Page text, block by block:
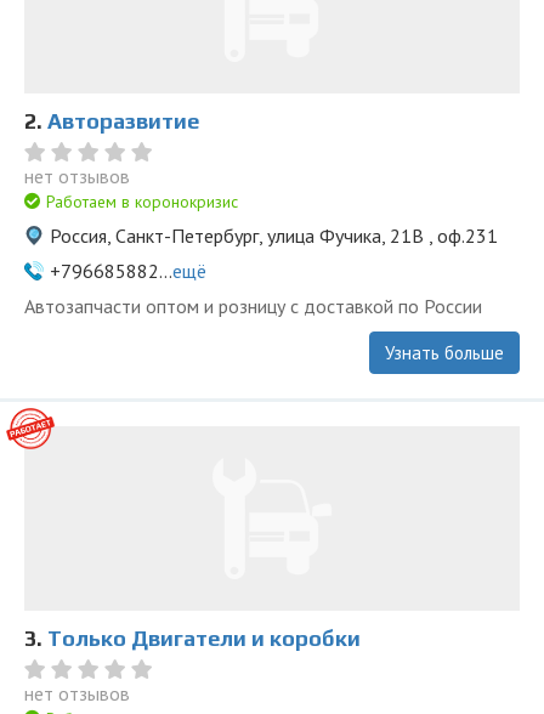
2. Авторазвитие
нет отзывов
Работаем в коронокризис
Россия, Санкт-Петербург, улица Фучика, 21В , оф.231
+796685882...ещё
Автозапчасти оптом и розницу с доставкой по России
Узнать больше
3. Только Двигатели и коробки
нет отзывов